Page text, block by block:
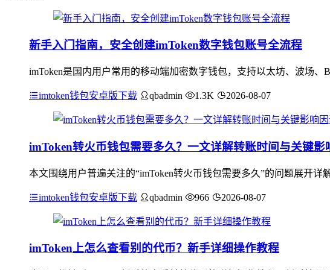
新手入门指南，安全创建imToken数字钱包账号全流程
imToken是国内用户常用的移动端加密数字钱包，支持以太坊、波场
imtoken钱包安卓版下载 qbadmin 1.3K 2026-08-07
imToken转火币钱包需要多久？一文详解转账时间与关键影
本文围绕用户普遍关注的“imToken转火币钱包需要多久”的问题展开
imtoken钱包安卓版下载 qbadmin 966 2026-08-07
imToken上怎么查看别的代币？新手详细操作教程